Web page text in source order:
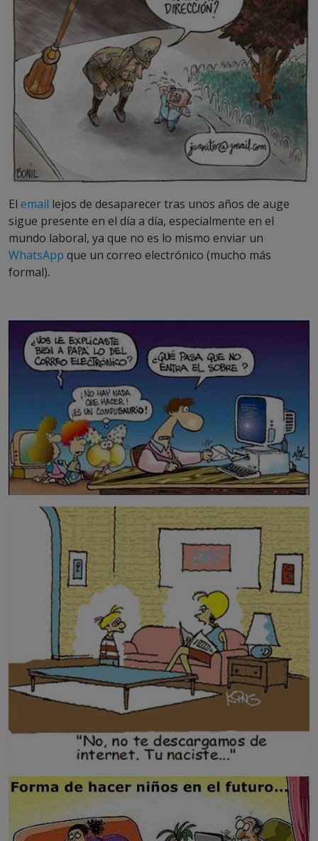
El email lejos de desaparecer tras unos años de auge
sigue presente en el día a día, especialmente en el
mundo laboral, ya que no es lo mismo enviar un
WhatsApp que un correo electrónico (mucho más
formal).